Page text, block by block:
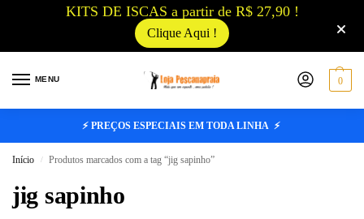
KITS DE ISCAS a partir de R$ 27,90 !
Clique Aqui !
MENU 0
⚡ PREÇOS ESPECIAIS EM TODA LINHA ⚡
Início / Produtos marcados com a tag “jig sapinho”
jig sapinho